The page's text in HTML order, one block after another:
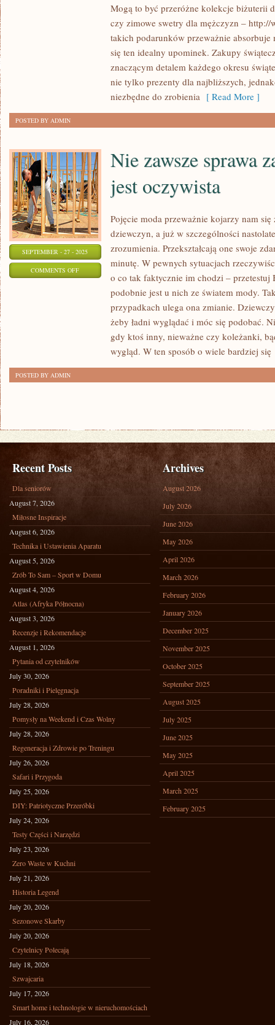
PRZYGOTOWANYCH
DZIECIACH
Mogą to być przeróżne kolekcje biżuterii
czy zimowe swetry dla mężczyzn –
takich podarunków przeważnie
się ten idealny upominek. Zakupy
znaczącym detalem każdego okresu
nie tylko prezenty dla najbliższych,
niezbędne do zrobienia [ Read More ]
POSTED BY ADMIN
SEPTEMBER - 27 - 2025
COMMENTS OFFON
Nie zawsze sprawa
jest oczywista
Pojęcie moda przeważnie kojarzy nam
dziewczyn, a już w szczególności
zrozumienia. Przekształcają one swoje
minutę. W pewnych sytuacjach
o co tak faktycznie im chodzi – przetestuj
podobnie jest u nich ze światem mody.
przypadkach ulega ona zmianie.
żeby ładni wyglądać i móc się podobać.
gdy ktoś inny, nieważne czy koleżanki,
wygląd. W ten sposób o wiele bardziej się
POSTED BY ADMIN
Recent Posts
Dla seniorów
August 7, 2026
Miłosne Inspiracje
August 6, 2026
Technika i Ustawienia Aparatu
August 5, 2026
Zrób To Sam – Sport w Domu
August 4, 2026
Atlas (Afryka Północna)
August 3, 2026
Recenzje i Rekomendacje
August 1, 2026
Pytania od czytelników
July 30, 2026
Poradniki i Pielęgnacja
July 28, 2026
Pomysły na Weekend i Czas Wolny
July 28, 2026
Regeneracja i Zdrowie po Treningu
July 26, 2026
Safari i Przygoda
July 25, 2026
DIY: Patriotyczne Przeróbki
July 24, 2026
Testy Części i Narzędzi
July 23, 2026
Zero Waste w Kuchni
July 21, 2026
Historia Legend
July 20, 2026
Sezonowe Skarby
July 20, 2026
Czytelnicy Polecają
July 18, 2026
Szwajcaria
July 17, 2026
Smart home i technologie w nieruchomościach
July 16, 2026
Archives
August 2026
July 2026
June 2026
May 2026
April 2026
March 2026
February 2026
January 2026
December 2025
November 2025
October 2025
September 2025
August 2025
July 2025
June 2025
May 2025
April 2025
March 2025
February 2025